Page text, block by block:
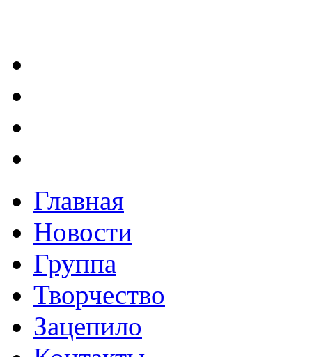
Главная
Новости
Группа
Творчество
Зацепило